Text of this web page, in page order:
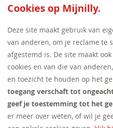
Cookies op Mijnilly.
Deze site maakt gebruik van
van anderen, om je reclame te
afgestemd is. De site maakt
cookies en van die van
en toezicht te houden op het
toegang verschaft tot
geef je toestemming tot het
er meer over weten, of wil je